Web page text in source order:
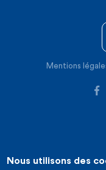
Mentions
©2026 ICHEC |
Nous utilisons des